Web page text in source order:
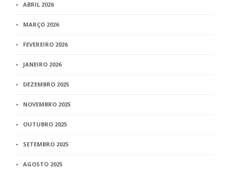
ABRIL 2026
MARÇO 2026
FEVEREIRO 2026
JANEIRO 2026
DEZEMBRO 2025
NOVEMBRO 2025
OUTUBRO 2025
SETEMBRO 2025
AGOSTO 2025